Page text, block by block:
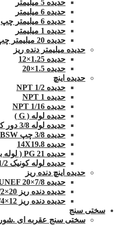
حدیده 5 میلیمتر
حدیده 6 میلیمتر
حدیده 6 میلیمتر چپ
حدیده 1 میلیمتر
حدیده 20 میلیمتر چپ
حدیده میلیمتر دنده ریز
حدیده 1.25×12
حدیده 1.5×20
حدیده اینچ
حدیده 1/2 NPT
حدیده NPT 1
حدیده 1/16 NPT
حدیده لوله ( G )
حدیده لوله 3/8 دور کوچک
حدیده 3/8 چپ BSW
حدیده 14X19.8
حدیده 21 PG ( لوله برق )
حدیده لوله کونیک 1/2-1 BSPT
حدیده اینچ دنده ریز
حدیده UNEF 20×7/8
حدیده دنده ریز 20×1/2
حدیده دنده ریز 12×1/4-1 UNF
سختی سنج
سختی سنج عقربه ای .شور D